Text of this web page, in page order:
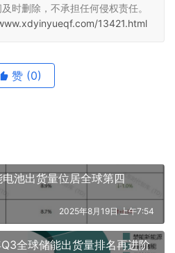
时删除，不承担任何侵权责任。
13421.html
赞 (0)
池出货量位居全球第四
2025年8月19日 上午7:54
全球储能出货量排名再进阶